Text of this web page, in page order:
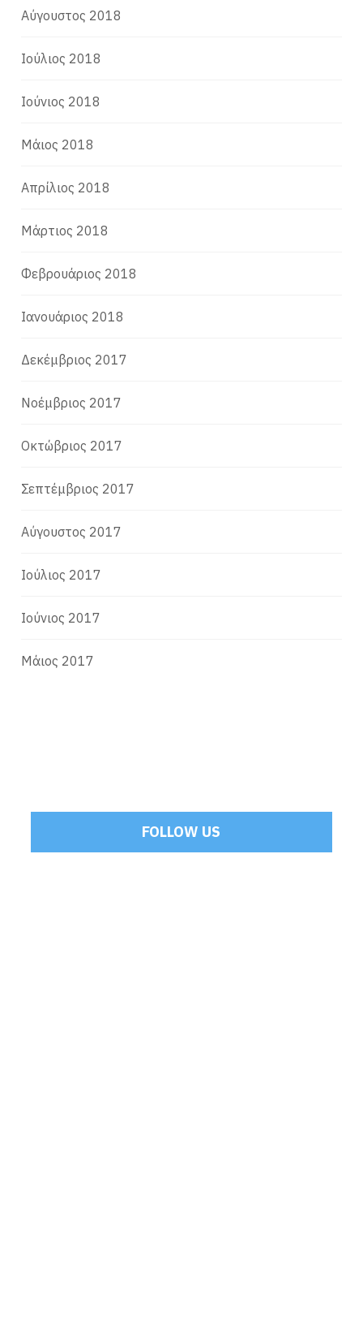
Αύγουστος 2018
Ιούλιος 2018
Ιούνιος 2018
Μάιος 2018
Απρίλιος 2018
Μάρτιος 2018
Φεβρουάριος 2018
Ιανουάριος 2018
Δεκέμβριος 2017
Νοέμβριος 2017
Οκτώβριος 2017
Σεπτέμβριος 2017
Αύγουστος 2017
Ιούλιος 2017
Ιούνιος 2017
Μάιος 2017
FOLLOW US